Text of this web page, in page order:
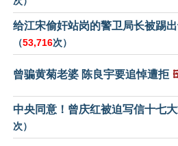
给江宋偷奸站岗的警卫局长被踢
（53,716次）
曾骗黄菊老婆 陈良宇要追悼遭拒
中央同意！曾庆红被迫写信十七
次）